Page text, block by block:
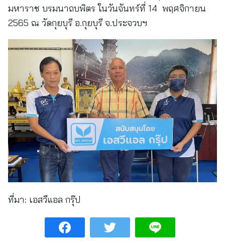
มหาราช บรมนาถบพิตร ในวันจันทร์ที่ 14 พฤศจิกายน
2565 ณ วัดกุยบุรี อ.กุยบุรี จ.ประจวบฯ
ที่มา: เอสวีแอล กรุ๊ป